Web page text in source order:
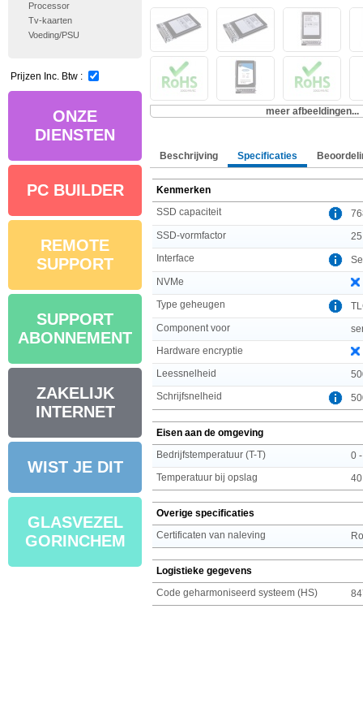
Processor
Tv-kaarten
Voeding/PSU
Prijzen Inc. Btw :
ONZE
DIENSTEN
PC BUILDER
REMOTE
SUPPORT
SUPPORT
ABONNEMENT
ZAKELIJK
INTERNET
WIST JE DIT
GLASVEZEL
GORINCHEM
meer afbeeldingen...
Beschrijving Specificaties
Kenmerken
SSD capaciteit
SSD-vormfactor
25
Interface
NVMe
Type geheugen
Component voor
Hardware encryptie
Leessnelheid
Schrijfsnelheid
Eisen aan de omgeving
Bedrijfstemperatuur (T-T)
0
Temperatuur bij opslag
Overige specificaties
Certificaten van naleving
Logistieke gegevens
Code geharmoniseerd systeem (HS)